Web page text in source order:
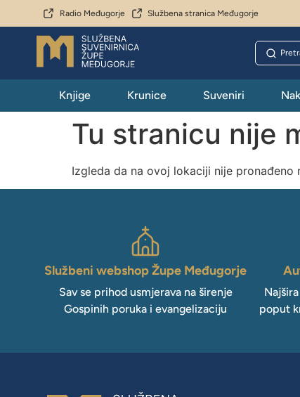
Radio Međugorje Službena stranica Međugorje
Knjige Krunice Suveniri
Tu stranicu nije
Izgleda da na ovoj lokaciji nije pronađeno
Službeni webshop Župe Međugorje
Sav se prihod usmjerava na širenje
Gospinih poruka i evangelizaciju
poput